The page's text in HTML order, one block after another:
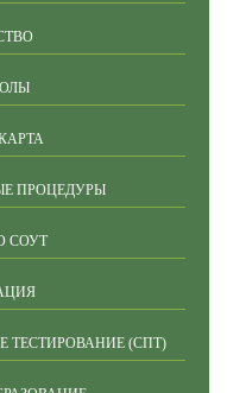
ПРОЦЕДУРЫ
СОУТ
ТЕСТИРОВАНИЕ (СПТ)